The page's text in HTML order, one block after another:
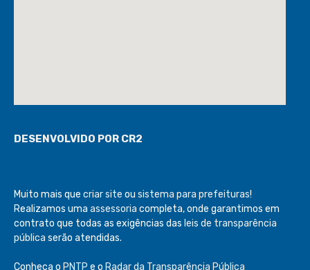
DESENVOLVIDO POR CR2
Muito mais que criar site ou sistema para prefeituras!
Realizamos uma assessoria completa, onde garantimos em
contrato que todas as exigências das leis de transparência
pública serão atendidas.
Conheça o PNTP e o Radar da Transparência Pública